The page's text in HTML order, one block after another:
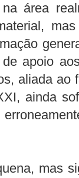
área
apoio
aliada ao
ainda
mas